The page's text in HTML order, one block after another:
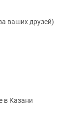
ваших друзей)
в Казани